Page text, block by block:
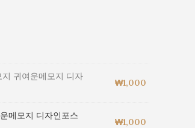
귀여운메모지 디자
₩1,000
메모지 디자인포스
₩1,000